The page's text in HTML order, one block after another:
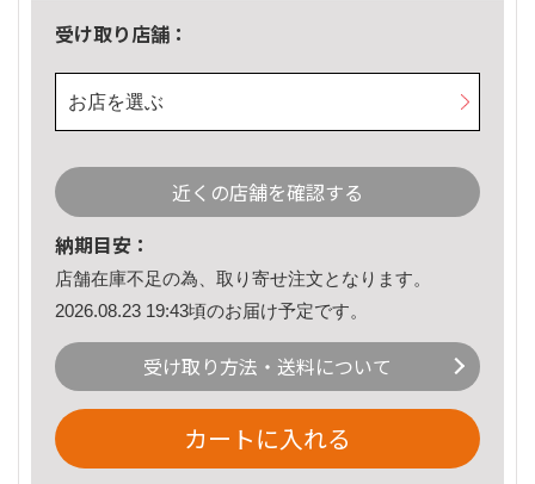
受け取り店舗：
お店を選ぶ
近くの店舗を確認する
納期目安：
店舗在庫不足の為、取り寄せ注文となります。
2026.08.23 19:43頃のお届け予定です。
受け取り方法・送料について
カートに入れる